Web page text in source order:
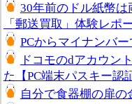
30年前のドル紙幣
「郵送買取」体験レポ
PCからマイナンバー
ドコモのdアカウン
た【PC端末パスキー認
自分で食器棚の扉の